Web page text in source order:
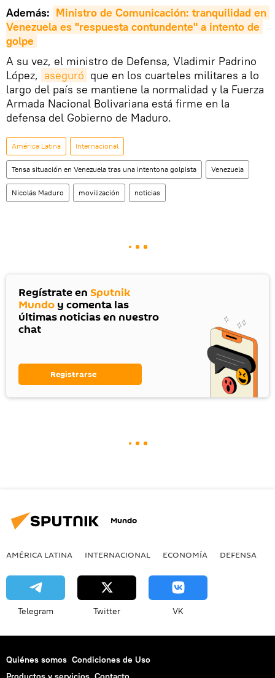
Además: Ministro de Comunicación: tranquilidad en
Venezuela es "respuesta contundente" a intento de
golpe
A su vez, el ministro de Defensa, Vladimir Padrino
López, aseguró que en los cuarteles militares a lo
largo del país se mantiene la normalidad y la Fuerza
Armada Nacional Bolivariana está firme en la
defensa del Gobierno de Maduro.
América Latina Internacional
Tensa situación en Venezuela tras una intentona golpista Venezuela
Nicolás Maduro movilización noticias
Regístrate en Sputnik
Mundo y comenta las
últimas noticias en nuestro
chat
Registrarse
Mundo
AMÉRICA LATINA INTERNACIONAL ECONOMÍA DEFENSA
Telegram Twitter VK
Quiénes somos Condiciones de Uso